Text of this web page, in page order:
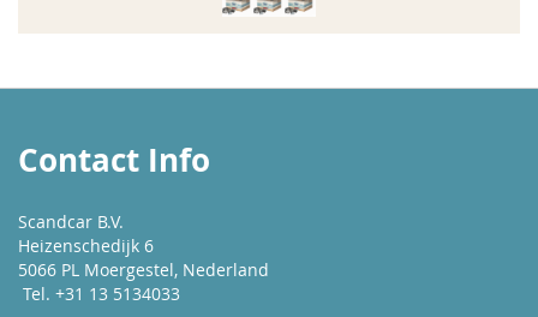
Contact Info
Scandcar B.V.
Heizenschedijk 6
5066 PL Moergestel, Nederland
Tel. +31 13 5134033